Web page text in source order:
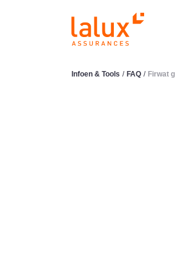
LALUX
Infoen & Tools / FAQ / Firwat